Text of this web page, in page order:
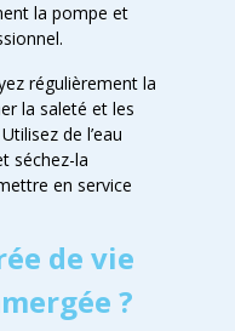
la pompe et
régulièrement la
la saleté et les
de l’eau
séchez-la
en service
de vie
?